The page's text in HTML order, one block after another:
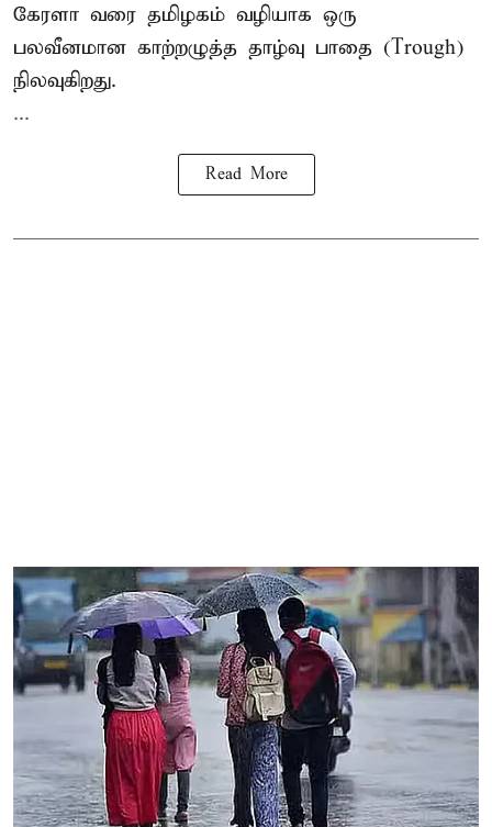
கேரளா வரை தமிழகம் வழியாக ஒரு
பலவீனமான காற்றழுத்த தாழ்வு பாதை (Trough)
நிலவுகிறது.
...
Read More